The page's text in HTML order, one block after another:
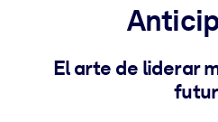
For LMS/LXP
Bring bite-sized, verified
El arte de liderar